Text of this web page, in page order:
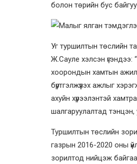
болон төрийн бус
Уг туршилтын төслийн
Ж.Сауле хэлсэн
хоорондын хамтын
бүртгэлжүүлэх ажлыг
ахуйн хүрээлэнтэй
шалгаруулалтад
Туршилтын төслийн
газрын 2016-2020 оны
зорилтод нийцэж